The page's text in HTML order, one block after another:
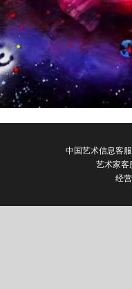
中国艺术信息客服
艺术家客
经